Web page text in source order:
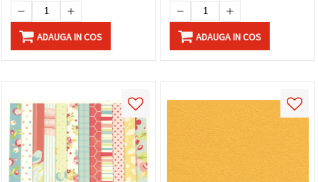
ADAUGA IN COS ADAUGA IN COS